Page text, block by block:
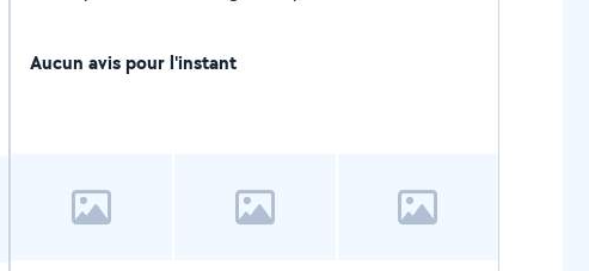
Aucun avis pour l'instant